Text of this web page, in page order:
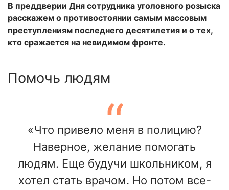
В преддверии Дня сотрудника уголовного розыска
расскажем о противостоянии самым массовым
преступлениям последнего десятилетия и о тех,
кто сражается на невидимом фронте.
Помочь людям
«Что привело меня в полицию?
Наверное, желание помогать
людям. Еще будучи школьником, я
хотел стать врачом. Но потом все-